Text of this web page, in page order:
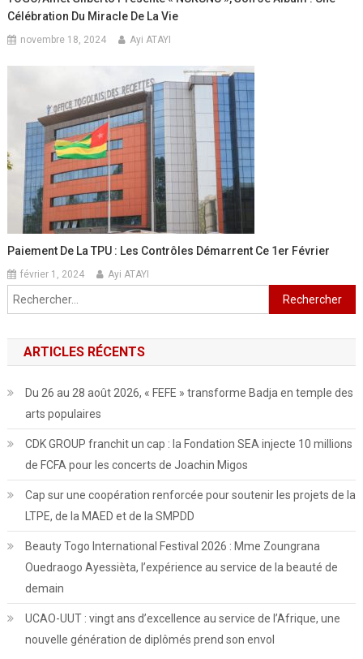
Célébration Du Miracle De La Vie
novembre 18, 2024 Ayi ATAYI
Paiement De La TPU : Les Contrôles Démarrent Ce 1er Février
février 1, 2024 Ayi ATAYI
Rechercher :
ARTICLES RÉCENTS
Du 26 au 28 août 2026, « FEFE » transforme Badja en temple des
arts populaires
CDK GROUP franchit un cap : la Fondation SEA injecte 10 millions
de FCFA pour les concerts de Joachin Migos
Cap sur une coopération renforcée pour soutenir les projets de la
LTPE, de la MAED et de la SMPDD
Beauty Togo International Festival 2026 : Mme Zoungrana
Ouedraogo Ayessièta, l’expérience au service de la beauté de
demain
UCAO-UUT : vingt ans d’excellence au service de l’Afrique, une
nouvelle génération de diplômés prend son envol